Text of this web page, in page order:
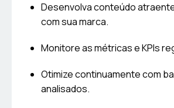
Desenvolva conteúdo
com sua marca.
Monitore as métricas e KPIs
Otimize continuamente com
analisados.